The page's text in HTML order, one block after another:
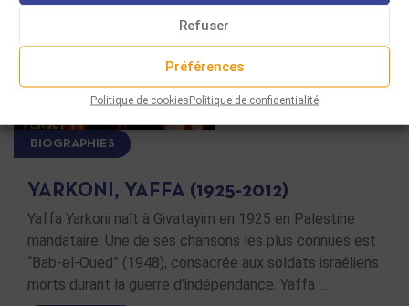
Refuser
Préférences
Politique de cookiesPolitique de confidentialité
BIOGRAPHIES
YARKONI, YAFFA (1925-2012)
Yaffa Yarkoni naît à Givatayim en 1925 en Palestine
mandataire. Une de ses chansons les plus connues est
“Bab-el-Oued” (1948), consacrée aux soldats israéliens
morts durant la guerre d’indépendance. Yaffa …